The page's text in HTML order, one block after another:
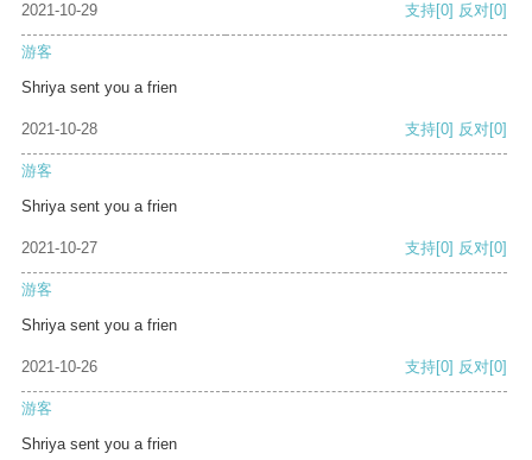
2021-10-29 支持[0] 反对[0]
游客
Shriya sent you a frien
2021-10-28 支持[0] 反对[0]
游客
Shriya sent you a frien
2021-10-27 支持[0] 反对[0]
游客
Shriya sent you a frien
2021-10-26 支持[0] 反对[0]
游客
Shriya sent you a frien